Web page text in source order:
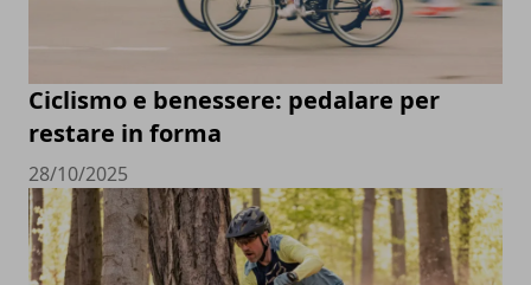
Ciclismo e benessere: pedalare per
restare in forma
28/10/2025